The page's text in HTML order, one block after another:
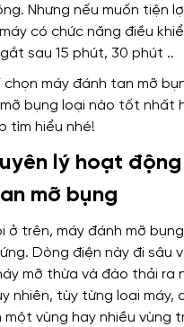
Nhưng nếu muốn tiện
có chức năng điều
sau 15 phút, 30 phút ..
lý hoạt
mỡ bụng
ở trên, máy đánh mỡ
Dòng điện này đi sâu
mỡ thừa và đào thải ra
nhiên, tùy từng loại máy,
một vùng hay nhiều vùng